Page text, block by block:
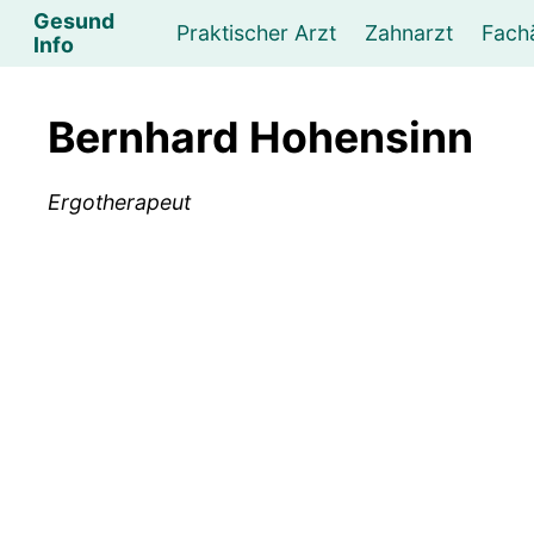
Gesund
Info
Praktischer Arzt Zahnarzt
Bernhard Hohensinn
Ergotherapeut